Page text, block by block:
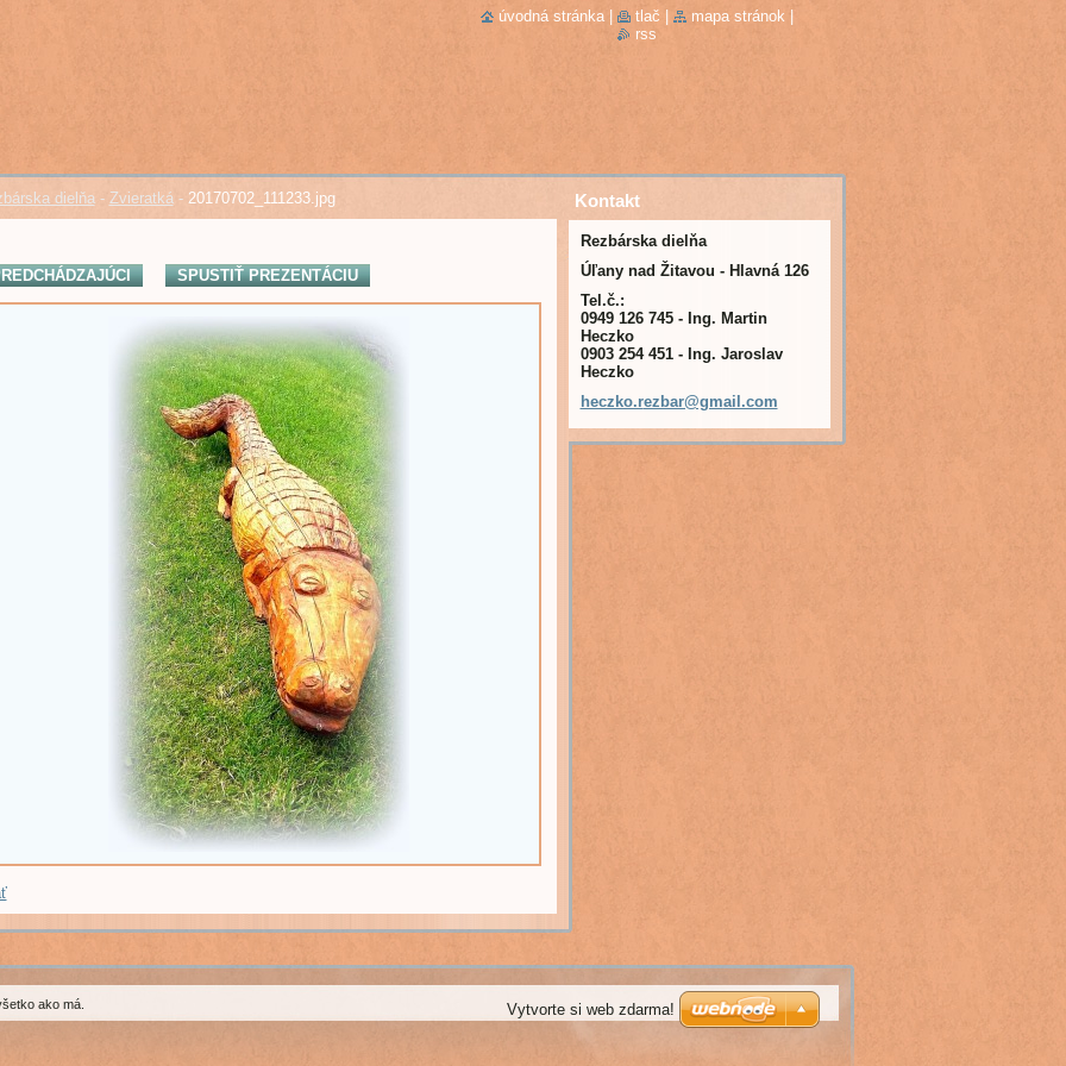
dielňa - Zvieratká - 20170702_111233.jpg
SPUSTIŤ PREZENTÁCIU
Kontakt
Rezbárska dielňa
Úľany nad Žitavou - Hlavná 126
Tel.č.:
0949 126 745 - Ing. Martin
Heczko
0903 254 451 - Ing. Jaroslav
Heczko
heczko.rezbar@gmail.com
úvodná stránka tlač mapa stránok
rss
ako má. Vytvorte si web zdarma!